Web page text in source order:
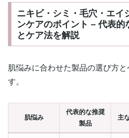
ニキビ・シミ・毛穴・エイ
ンケアのポイント – 代表的
とケア法を解説
肌悩みに合わせた製品の選び方
す。
肌悩み
代表的な推奨
製品
主